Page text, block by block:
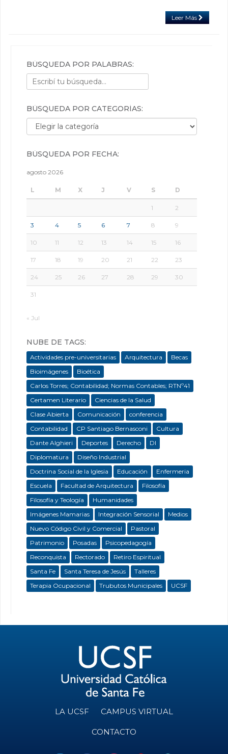
Leer Más
BÚSQUEDA POR PALABRAS:
BÚSQUEDA POR CATEGORÍAS:
Búsqueda por categorías:
BÚSQUEDA POR FECHA:
agosto 2026
L M X J V S D
1 2
3 4 5 6 7 8 9
10 11 12 13 14 15 16
17 18 19 20 21 22 23
24 25 26 27 28 29 30
31
« Jul
NUBE DE TAGS:
Actividades pre-universitarias Arquitectura
Becas
Bioimágenes
Bioética
Carlos Torres; Contabilidad; Normas Contables; RTNº41
Certamen Literario
Ciencias de la Salud
Clase Abierta
Comunicación
conferencia
Contabilidad
CP Santiago Bernasconi
Cultura
Dante Alghieri
Deportes Derecho
DI
Diplomatura
Diseño Industrial
Doctrina Social de la Iglesia
Educación
Enfermeria
Escuela
Facultad de Arquitectura
Filosofía
Filosofía y Teología
Humanidades
Imágenes Mamarias
Integración Sensorial
Medios
Nuevo Código Civil y Comercial
Pastoral
Patrimonio
Posadas
Psicopedagogía
Reconquista
Rectorado
Retiro Espiritual
Santa Fe
Santa Teresa de Jesús
Talleres
Terapia Ocupacional
Trubutos Municipales UCSF
LA UCSF CAMPUS VIRTUAL
CONTACTO